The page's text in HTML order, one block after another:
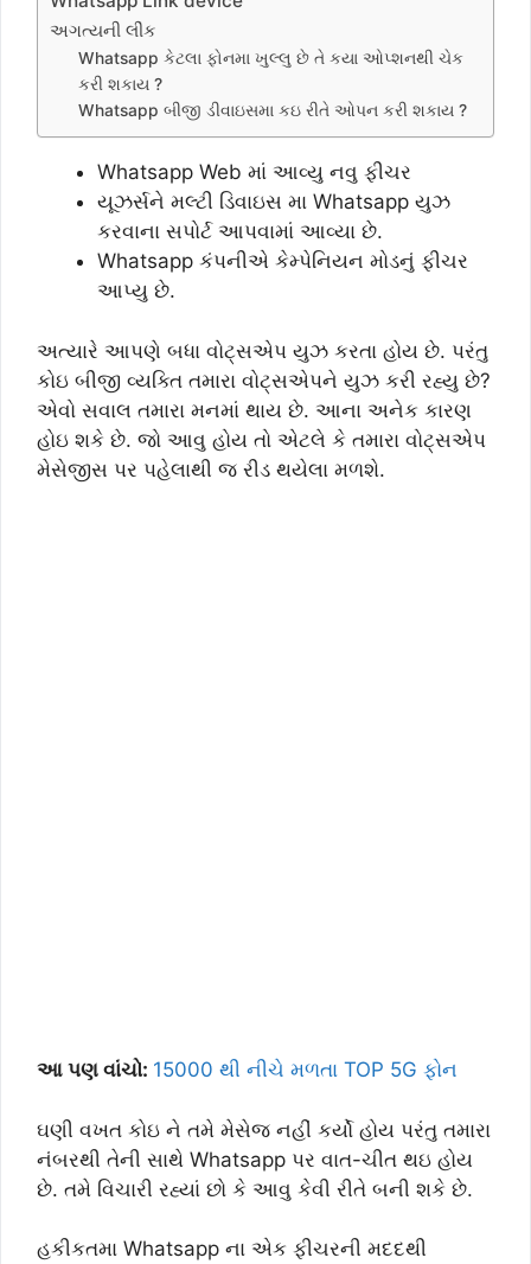
અગત્યની લીંક
Whatsapp કેટલા ફોનમા ખુલ્લુ છે તે કયા ઓપ્શનથી ચેક
કરી શકાય ?
Whatsapp બીજી ડીવાઇસમા કઇ રીતે ઓપન કરી શકાય ?
Whatsapp Web માં આવ્યુ નવુ ફીચર
યૂઝર્સને મલ્ટી ડિવાઇસ મા Whatsapp યુઝ
કરવાના સપોર્ટ આપવામાં આવ્યા છે.
Whatsapp કંપનીએ કેમ્પેનિયન મોડનું ફીચર
આપ્યુ છે.
અત્યારે આપણે બધા વોટ્સએપ યુઝ કરતા હોય છે. પરંતુ
કોઇ બીજી વ્યક્તિ તમારા વોટ્સએપને યુઝ કરી રહ્યુ છે?
એવો સવાલ તમારા મનમાં થાય છે. આના અનેક કારણ
હોઇ શકે છે. જો આવુ હોય તો એટલે કે તમારા વોટ્સએપ
મેસેજીસ પર પહેલાથી જ રીડ થયેલા મળશે.
આ પણ વાંચો: 15000 થી નીચે મળતા TOP 5G ફોન
ઘણી વખત કોઇ ને તમે મેસેજ નહીં કર્યો હોય પરંતુ તમારા
નંબરથી તેની સાથે Whatsapp પર વાત-ચીત થઇ હોય
છે. તમે વિચારી રહ્યાં છો કે આવુ કેવી રીતે બની શકે છે.
હકીકતમા Whatsapp ના એક ફીચરની મદદથી